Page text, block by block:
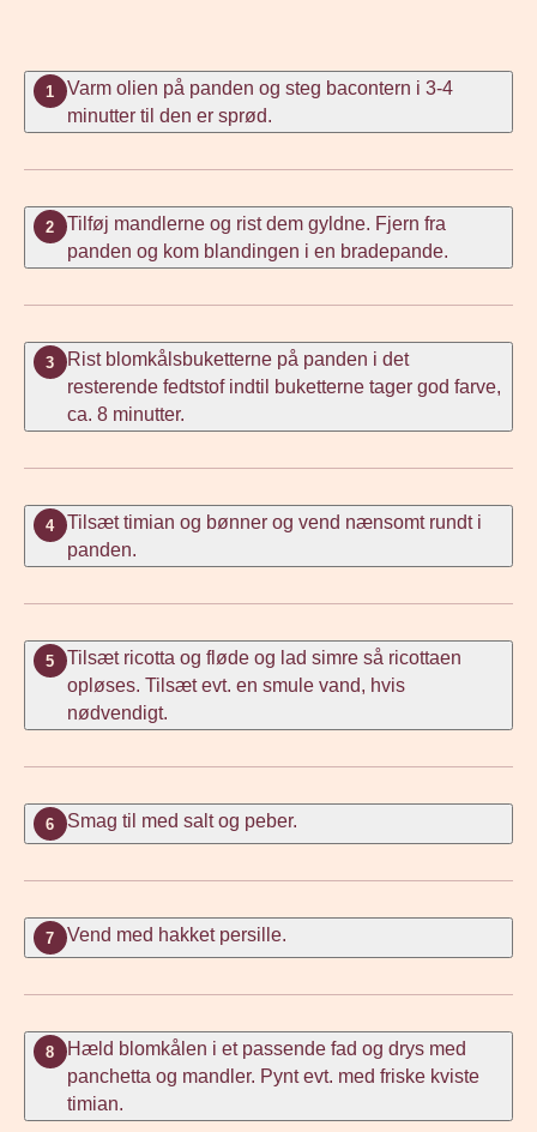
1
Varm olien på panden og steg bacontern i 3-4
minutter til den er sprød.
2
Tilføj mandlerne og rist dem gyldne. Fjern fra
panden og kom blandingen i en bradepande.
3
Rist blomkålsbuketterne på panden i det
resterende fedtstof indtil buketterne tager god farve,
ca. 8 minutter.
4
Tilsæt timian og bønner og vend nænsomt rundt i
panden.
5
Tilsæt ricotta og fløde og lad simre så ricottaen
opløses. Tilsæt evt. en smule vand, hvis
nødvendigt.
6 Smag til med salt og peber.
7 Vend med hakket persille.
8
Hæld blomkålen i et passende fad og drys med
panchetta og mandler. Pynt evt. med friske kviste
timian.